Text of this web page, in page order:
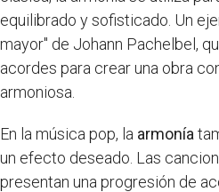
equilibrado y sofisticado. Un
mayor" de Johann Pachelbel,
acordes para crear una obra
armoniosa.
En la música pop, la armonía
un efecto deseado. Las
presentan una progresión de